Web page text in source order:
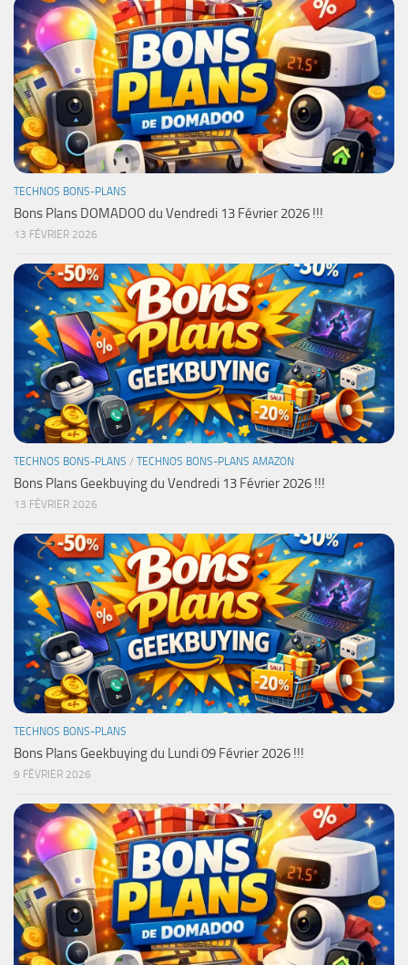
TECHNOS BONS-PLANS
Bons Plans DOMADOO du Vendredi 13 Février 2026 !!!
13 FÉVRIER 2026
TECHNOS BONS-PLANS / TECHNOS BONS-PLANS AMAZON
Bons Plans Geekbuying du Vendredi 13 Février 2026 !!!
13 FÉVRIER 2026
TECHNOS BONS-PLANS
Bons Plans Geekbuying du Lundi 09 Février 2026 !!!
9 FÉVRIER 2026